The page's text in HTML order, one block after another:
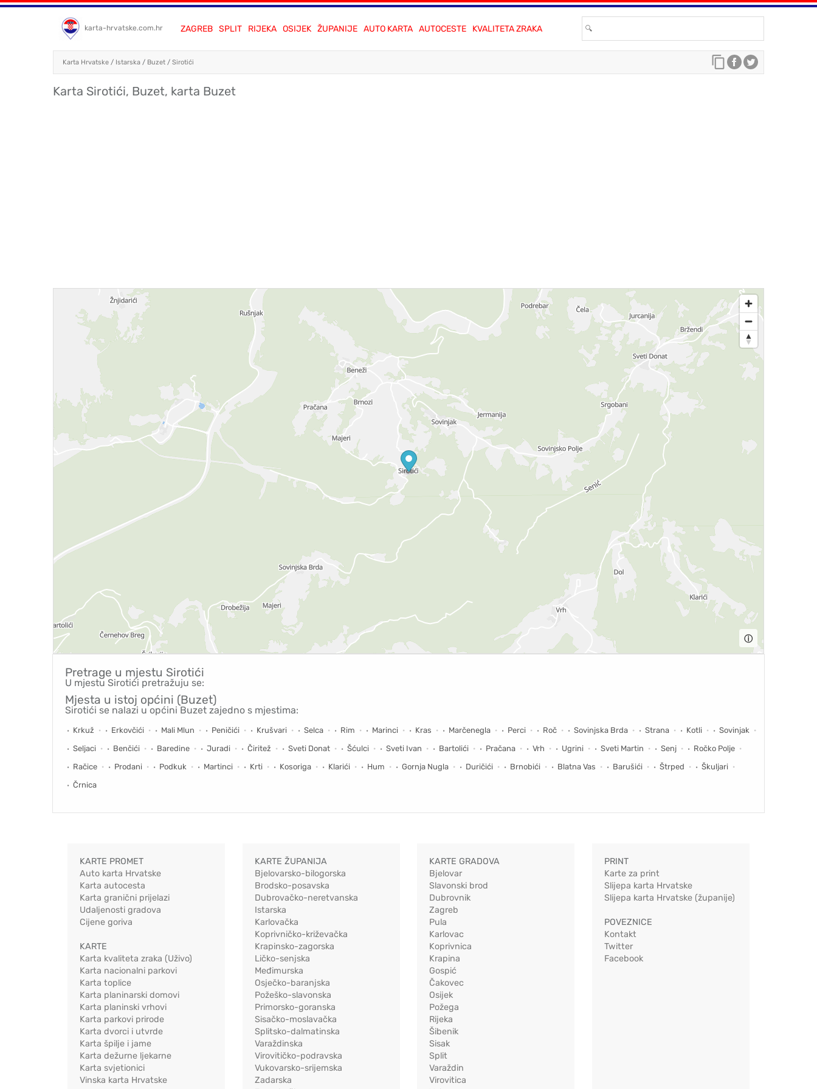
karta-hrvatske.com.hr ZAGREB SPLIT RIJEKA OSIJEK ŽUPANIJE AUTO KARTA AUTOCESTE KVALITETA ZRAKA
Karta Hrvatske / Istarska / Buzet / Sirotići
Karta Sirotići, Buzet, karta Buzet
ⓘ
Pretrage u mjestu Sirotići
U mjestu Sirotići pretražuju se:
Mjesta u istoj općini (Buzet)
Sirotići se nalazi u općini Buzet zajedno s mjestima:
Krkuž Erkovčići Mali Mlun Peničići Krušvari Selca Rim Marinci Kras Marčenegla Perci Roč Sovinjska Brda Strana Kotli
Sovinjak
Seljaci
Benčići Baredine Juradi Čiritež Sveti Donat Šćulci Sveti Ivan Bartolići Pračana Vrh Ugrini Sveti Martin Senj
Ročko Polje
Račice
Prodani Podkuk Martinci Krti Kosoriga Klarići Hum Gornja Nugla Duričići Brnobići Blatna Vas Barušići Štrped
Škuljari
Črnica
KARTE PROMET
Auto karta Hrvatske
Karta autocesta
Karta granični prijelazi
Udaljenosti gradova
Cijene goriva
KARTE
Karta kvaliteta zraka (Uživo)
Karta nacionalni parkovi
Karta toplice
Karta planinarski domovi
Karta planinski vrhovi
Karta parkovi prirode
Karta dvorci i utvrde
Karta špilje i jame
Karta dežurne ljekarne
Karta svjetionici
Vinska karta Hrvatske
KARTE ŽUPANIJA
Bjelovarsko-bilogorska
Brodsko-posavska
Dubrovačko-neretvanska
Istarska
Karlovačka
Koprivničko-križevačka
Krapinsko-zagorska
Ličko-senjska
Međimurska
Osječko-baranjska
Požeško-slavonska
Primorsko-goranska
Sisačko-moslavačka
Splitsko-dalmatinska
Varaždinska
Virovitičko-podravska
Vukovarsko-srijemska
Zadarska
KARTE GRADOVA
Bjelovar
Slavonski brod
Dubrovnik
Zagreb
Pula
Karlovac
Koprivnica
Krapina
Gospić
Čakovec
Osijek
Požega
Rijeka
Šibenik
Sisak
Split
Varaždin
Virovitica
PRINT
Karte za print
Slijepa karta Hrvatske
Slijepa karta Hrvatske (županije)
POVEZNICE
Kontakt
Twitter
Facebook